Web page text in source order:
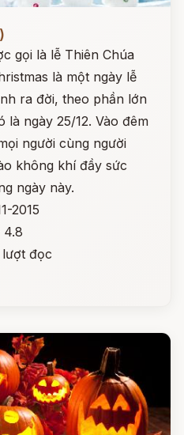
gọi là lễ Thiên Chúa
là một ngày lễ
ra đời, theo phần lớn
là ngày 25/12. Vào đêm
người cùng người
không khí đầy sức
ngày này.
2015
4.8
đọc